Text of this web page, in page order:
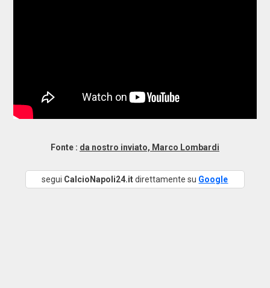
Fonte : da nostro inviato, Marco Lombardi
segui CalcioNapoli24.itdirettamente su Google